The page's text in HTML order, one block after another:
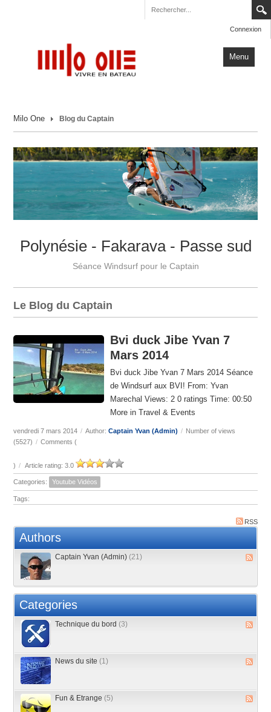
Connexion
Menu
Carnets de Voyage
Actualités
Plus
Milo One Blog du Captain
Polynésie - Fakarava - Passe sud
Séance Windsurf pour le Captain
Le Blog du Captain
Bvi duck Jibe Yvan 7
Mars 2014
Bvi duck Jibe Yvan 7 Mars 2014 Séance
de Windsurf aux BVI! From: Yvan
Marechal Views: 2 0 ratings Time: 00:50
More in Travel & Events
vendredi 7 mars 2014 / Author:Captain Yvan (Admin) / Number of views
(5527) / Comments (
) / Article rating: 3.0
Categories: Youtube Vidéos
Tags:
RSS
Authors
Captain Yvan (Admin) (21)
Categories
Technique du bord (3)
News du site (1)
Fun & Etrange (5)